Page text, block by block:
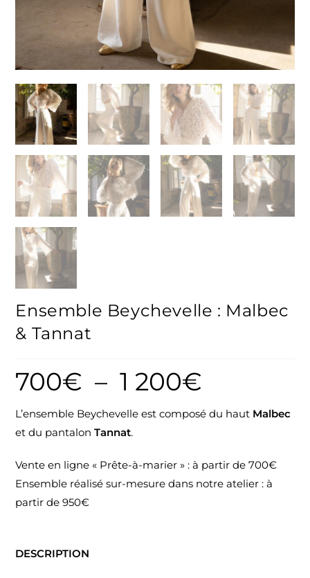
Ensemble Beychevelle : Malbec
& Tannat
700€ – 1 200€
L’ensemble Beychevelle est composé du haut Malbec
et du pantalonTannat.
Vente en ligne « Prête-à-marier » : à partir de 700€
Ensemble réalisé sur-mesure dans notre atelier : à
partir de 950€
DESCRIPTION